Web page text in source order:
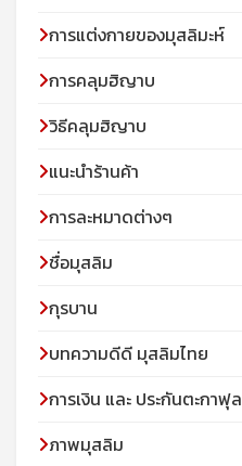
การแต่งกายของมุสลิมะห์
การคลุมฮิญาบ
วิธีคลุมฮิญาบ
แนะนำร้านค้า
การละหมาดต่างๆ
ชื่อมุสลิม
กุรบาน
บทความดีดี มุสลิมไทย
การเงิน และ ประกันตะกาฟุล
ภาพมุสลิม